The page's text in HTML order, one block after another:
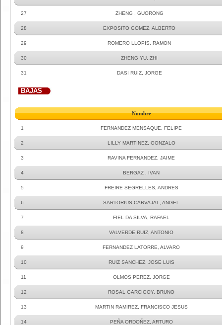
27 ZHENG , GUORONG
28 EXPOSITO GOMEZ, ALBERTO
29 ROMERO LLOPIS, RAMON
30 ZHENG YU, ZHI
31 DASI RUIZ, JORGE
BAJAS
Nombre
1 FERNANDEZ MENSAQUE, FELIPE
2 LILLY MARTINEZ, GONZALO
3 RAVINA FERNANDEZ, JAIME
4 BERGAZ , IVAN
5 FREIRE SEGRELLES, ANDRES
6 SARTORIUS CARVAJAL, ANGEL
7 FIEL DA SILVA, RAFAEL
8 VALVERDE RUIZ, ANTONIO
9 FERNANDEZ LATORRE, ALVARO
10 RUIZ SANCHEZ, JOSE LUIS
11 OLMOS PEREZ, JORGE
12 ROSAL GARCIGOY, BRUNO
13 MARTIN RAMIREZ, FRANCISCO JESUS
14 PEÑA ORDOÑEZ, ARTURO